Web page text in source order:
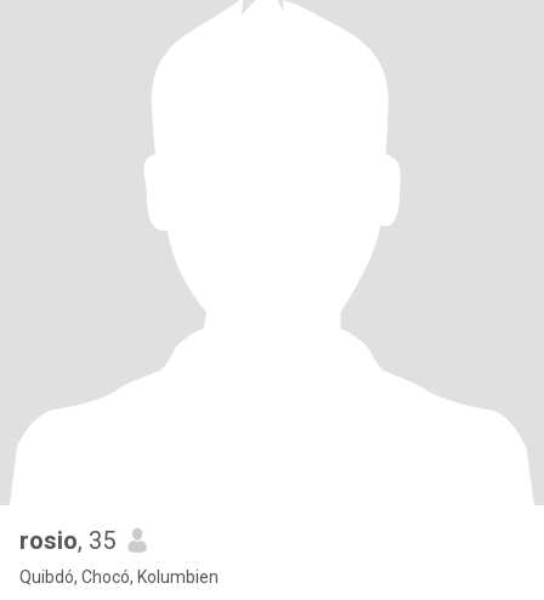
rosio, 35
Quibdó, Chocó, Kolumbien